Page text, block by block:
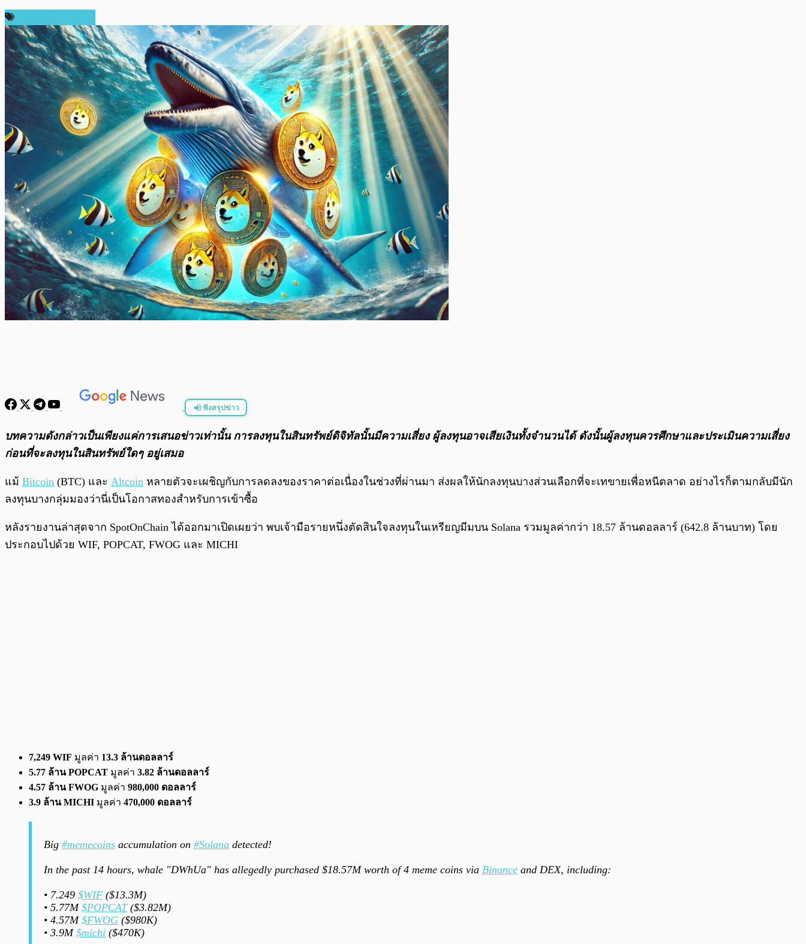
ฟังสรุปข่าว
พร้อมเล่น 0:00
บทความดังกล่าวเป็นเพียงแค่การเสนอข่าวเท่านั้น การลงทุนในสินทรัพย์ดิจิทัลนั้นมีความเสี่ยง ผู้ลงทุนอาจเสียเงินทั้งจำนวนได้ ดังนั้นผู้ลงทุนควรศึกษาและประเมินความเสี่ยง
ก่อนที่จะลงทุนในสินทรัพย์ใดๆ อยู่เสมอ
แม้ Bitcoin (BTC) และ Altcoin หลายตัวจะเผชิญกับการลดลงของราคาต่อเนื่องในช่วงที่ผ่านมา ส่งผลให้นักลงทุนบางส่วนเลือกที่จะเทขายเพื่อหนีตลาด อย่างไรก็ตามกลับมีนัก
ลงทุนบางกลุ่มมองว่านี่เป็นโอกาสทองสำหรับการเข้าซื้อ
หลังรายงานล่าสุดจาก SpotOnChain ได้ออกมาเปิดเผยว่า พบเจ้ามือรายหนึ่งตัดสินใจลงทุนในเหรียญมีมบน Solana รวมมูลค่ากว่า 18.57 ล้านดอลลาร์ (642.8 ล้านบาท) โดย
ประกอบไปด้วย WIF, POPCAT, FWOG และ MICHI
7,249 WIF มูลค่า 13.3 ล้านดอลลาร์
5.77 ล้าน POPCAT มูลค่า 3.82 ล้านดอลลาร์
4.57 ล้าน FWOG มูลค่า 980,000 ดอลลาร์
3.9 ล้าน MICHI มูลค่า 470,000 ดอลลาร์
Big #memecoins accumulation on #Solana detected!
In the past 14 hours, whale "DWhUa" has allegedly purchased $18.57M worth of 4 meme coins via Binance and DEX, including:
• 7.249 $WIF ($13.3M)
• 5.77M $POPCAT($3.82M)
• 4.57M $FWOG ($980K)
• 3.9M $michi ($470K)